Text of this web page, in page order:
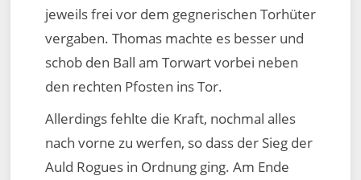
jeweils frei vor dem gegnerischen Torhüter
vergaben. Thomas machte es besser und
schob den Ball am Torwart vorbei neben
den rechten Pfosten ins Tor.
Allerdings fehlte die Kraft, nochmal alles
nach vorne zu werfen, so dass der Sieg der
Auld Rogues in Ordnung ging. Am Ende